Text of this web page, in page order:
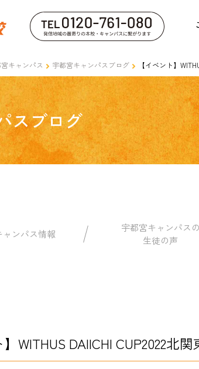
キャンパス 宇都宮キャンパスブログ 【イベント】
スブログ
ャンパス情報
宇都宮キャンパスの
生徒の声
】WITHUS DAIICHI CUP2022